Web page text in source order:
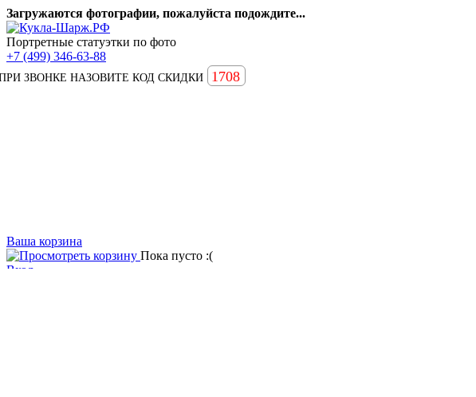
Загружаются фотографии, пожалуйста подождите...
Портретные статуэтки по фото
+7 (499) 346-63-88
ЗВОНКЕ НАЗОВИТЕ КОД СКИДКИ 1708
Ваша корзина
Пока пусто :(
Вход